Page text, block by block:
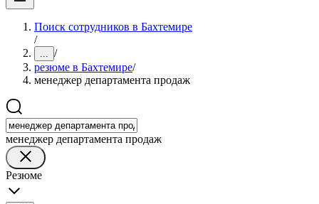
Поиск сотрудников в Бахтемире
/
... /
резюме в Бахтемире/
менеджер департамента продаж
менеджер департамента продаж
Резюме